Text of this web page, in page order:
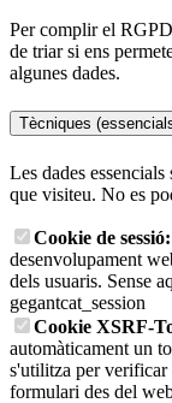
Per complir el
de triar si ens
algunes dades.
Tècniques
Les dades
que visiteu. No es
Cookie de sessió:
desenvolupament
dels usuaris. Sense
gegantcat_session
Cookie XSRF-
automàticament un
s'utilitza per verificar
formulari des del